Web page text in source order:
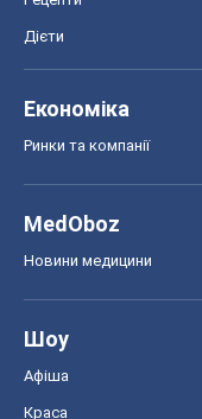
Дієти
Економіка
Ринки та компанії
MedOboz
Новини медицини
Шоу
Афіша
Краса